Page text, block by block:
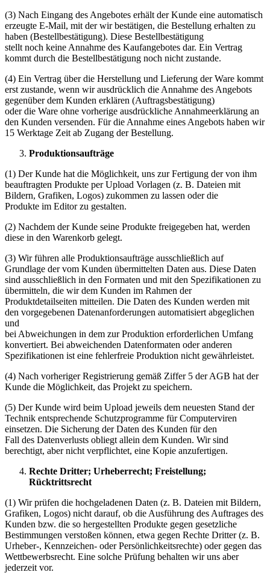
(3) Nach Eingang des Angebotes erhält der Kunde eine automatisch
erzeugte E-Mail, mit der wir bestätigen, die Bestellung erhalten zu
haben (Bestellbestätigung). Diese Bestellbestätigung
stellt noch keine Annahme des Kaufangebotes dar. Ein Vertrag
kommt durch die Bestellbestätigung noch nicht zustande.
(4) Ein Vertrag über die Herstellung und Lieferung der Ware kommt
erst zustande, wenn wir ausdrücklich die Annahme des Angebots
gegenüber dem Kunden erklären (Auftragsbestätigung)
oder die Ware ohne vorherige ausdrückliche Annahmeerklärung an
den Kunden versenden. Für die Annahme eines Angebots haben wir
15 Werktage Zeit ab Zugang der Bestellung.
Produktionsaufträge
(1) Der Kunde hat die Möglichkeit, uns zur Fertigung der von ihm
beauftragten Produkte per Upload Vorlagen (z. B. Dateien mit
Bildern, Grafiken, Logos) zukommen zu lassen oder die
Produkte im Editor zu gestalten.
(2) Nachdem der Kunde seine Produkte freigegeben hat, werden
diese in den Warenkorb gelegt.
(3) Wir führen alle Produktionsaufträge ausschließlich auf
Grundlage der vom Kunden übermittelten Daten aus. Diese Daten
sind ausschließlich in den Formaten und mit den Spezifikationen zu
übermitteln, die wir dem Kunden im Rahmen der
Produktdetailseiten mitteilen. Die Daten des Kunden werden mit
den vorgegebenen Datenanforderungen automatisiert abgeglichen
und
bei Abweichungen in dem zur Produktion erforderlichen Umfang
konvertiert. Bei abweichenden Datenformaten oder anderen
Spezifikationen ist eine fehlerfreie Produktion nicht gewährleistet.
(4) Nach vorheriger Registrierung gemäß Ziffer 5 der AGB hat der
Kunde die Möglichkeit, das Projekt zu speichern.
(5) Der Kunde wird beim Upload jeweils dem neuesten Stand der
Technik entsprechende Schutzprogramme für Computerviren
einsetzen. Die Sicherung der Daten des Kunden für den
Fall des Datenverlusts obliegt allein dem Kunden. Wir sind
berechtigt, aber nicht verpflichtet, eine Kopie anzufertigen.
Rechte Dritter; Urheberrecht; Freistellung;
Rücktrittsrecht
(1) Wir prüfen die hochgeladenen Daten (z. B. Dateien mit Bildern,
Grafiken, Logos) nicht darauf, ob die Ausführung des Auftrages des
Kunden bzw. die so hergestellten Produkte gegen gesetzliche
Bestimmungen verstoßen können, etwa gegen Rechte Dritter (z. B.
Urheber-, Kennzeichen- oder Persönlichkeitsrechte) oder gegen das
Wettbewerbsrecht. Eine solche Prüfung behalten wir uns aber
jederzeit vor.